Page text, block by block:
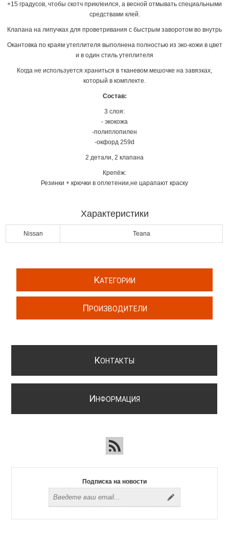
+15 градусов, чтобы скотч приклеился, а весной отмывать специальными
средствами клей.
Клапана на липучках для проветривания с быстрым заворотом во внутрь
Окантовка по краям утеплителя выполнена полностью из эко-кожи в цвет
и в один стиль утеплителя
Когда не используется храниться в тканевом мешочке на завязках,
который в комплекте.
Состав:
3 слоя:
- экокожа
-полиплопилен
-окфорд 259d
2 детали, 2 клапана
Крепёж:
Резинки + крючки в оплетении,не царапают краску
Характеристики
Nissan Teana
КАТЕГОРИИ
ПРОИЗВОДИТЕЛИ
КОНТАКТЫ
ИНФОРМАЦИЯ
Подписка на новости